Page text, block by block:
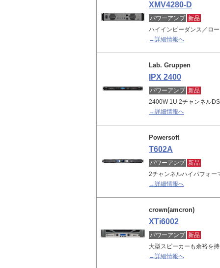
XMV4280-D
パワーアンプ 新品
ハイインピーダンス／ロ
→詳細情報へ
Lab. Gruppen
IPX 2400
パワーアンプ 新品
2400W 1U 2チャンネル
→詳細情報へ
Powersoft
T602A
パワーアンプ 新品
2チャンネルハイパフォ
→詳細情報へ
crown(amcron)
XTi6002
パワーアンプ 新品
大型スピーカーも余裕を
→詳細情報へ